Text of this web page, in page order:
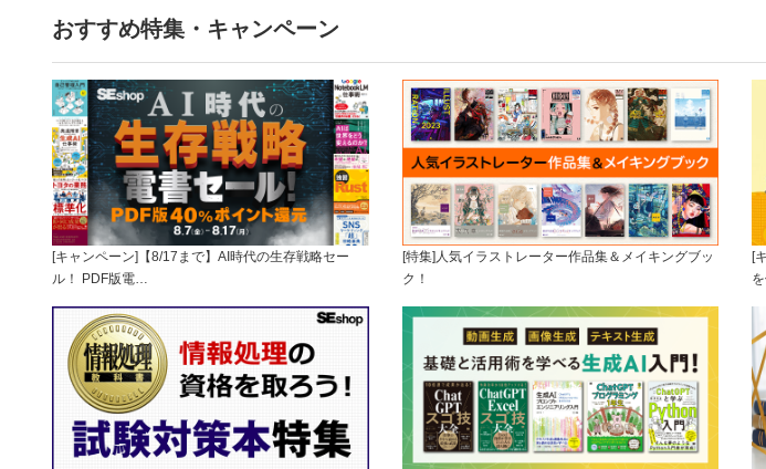
おすすめ特集・キャンペーン
[キャンペーン]【8/17まで】AI時代の生存戦略セー
ル！ PDF版電…
[特集]人気イラストレーター作品集＆メイキングブッ
ク！
[